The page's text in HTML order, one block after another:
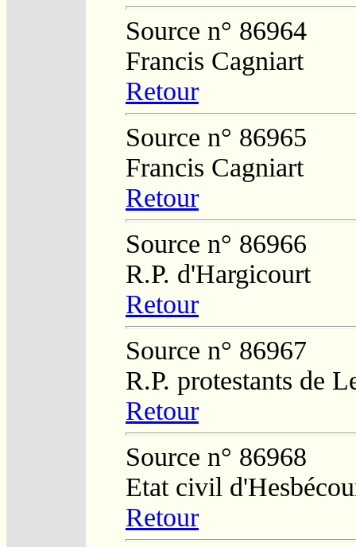
Source n° 86964
Francis Cagniart
Retour
Source n° 86965
Francis Cagniart
Retour
Source n° 86966
R.P. d'Hargicourt
Retour
Source n° 86967
R.P. protestants de
Retour
Source n° 86968
Etat civil
Retour